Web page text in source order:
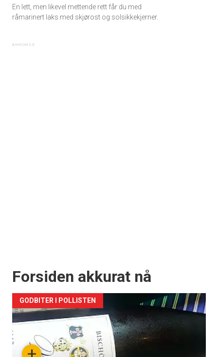
En lett, men likevel mettende rett får du med
råmarinert laks med skjørost og solsikkekjerner.
Forsiden akkurat nå
GODBITER I POLLISTEN